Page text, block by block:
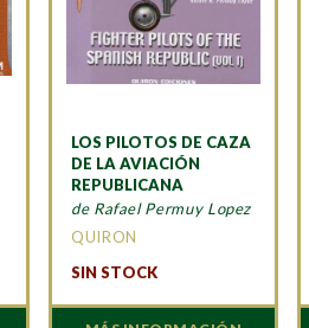
LOS PILOTOS DE CAZA
DE LA AVIACIÓN
REPUBLICANA
de Rafael Permuy Lopez
QUIRON
SIN STOCK